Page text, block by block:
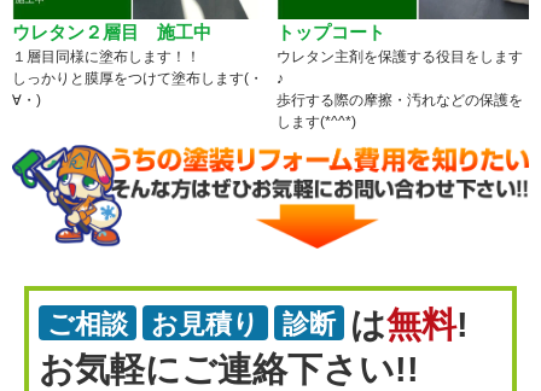
ウレタン２層目 施工中
１層目同様に塗布します！！
しっかりと膜厚をつけて塗布します(・
∀・)
トップコート
ウレタン主剤を保護する役目をします
♪
歩行する際の摩擦・汚れなどの保護を
します(*^^*)
ご相談 お見積り 診断 は無料!
お気軽にご連絡下さい!!